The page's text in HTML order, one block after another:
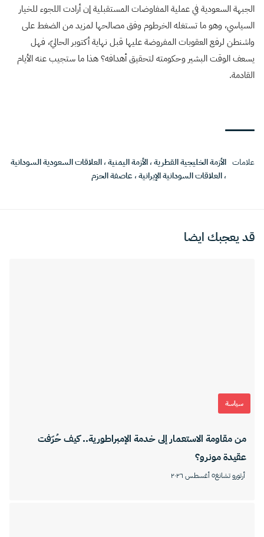
الجبهة السعودية في عملية المفاوضات المستقبلية إن أرادت اللجوء للخيار
السياسي، وهو ما تستغله الخرطوم وفق مصالحها لمزيد من الضغط على
واشنطن لرفع العقوبات المفروضة عليها قبل نهاية أكتوبر الحاليّ، فهل
يسعف الوقت البشير وحكومته لتحقيق أهدافه؟ هذا ما ستجيب عنه الأيام
القادمة.
علامات الأزمة الخليجية القطرية،الأزمة اليمنية،العلاقات السعودية السودانية
،العلاقات السودانية الإيرانية، عاصفة الحزم
قد يعجبك ايضا
سياسة
من مقاومة الاستعمار إلى خدمة الإمبراطورية.. كيف حُرّفت
عقيدة مونرو؟
أرتورو تشانغ٥ أغسطس ٢٠٢٦